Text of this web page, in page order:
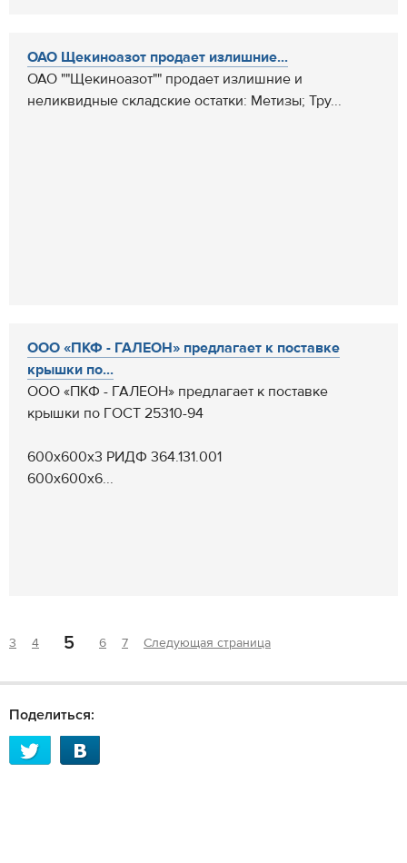
ОАО Щекиноазот продает излишние...
ОАО ""Щекиноазот"" продает излишние и
неликвидные складские остатки: Метизы; Тру...
ООО «ПКФ - ГАЛЕОН» предлагает к поставке
крышки по...
ООО «ПКФ - ГАЛЕОН» предлагает к поставке
крышки по ГОСТ 25310-94
600x600x3 РИДФ 364.131.001
600x600x6...
3 4 5 6 7 Следующая страница
Поделиться: